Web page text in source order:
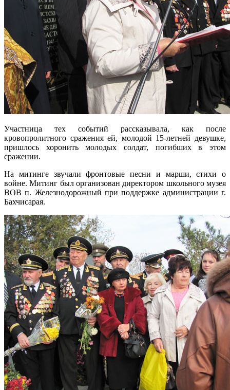
Участница тех событий рассказывала, как после
кровопролитного сражения ей, молодой 15-летней девушке,
пришлось хоронить молодых солдат, погибших в этом
сражении.
На митинге звучали фронтовые песни и марши, стихи о
войне. Митинг был организован директором школьного музея
ВОВ п. Железнодорожный при поддержке администрации г.
Бахчисарая.